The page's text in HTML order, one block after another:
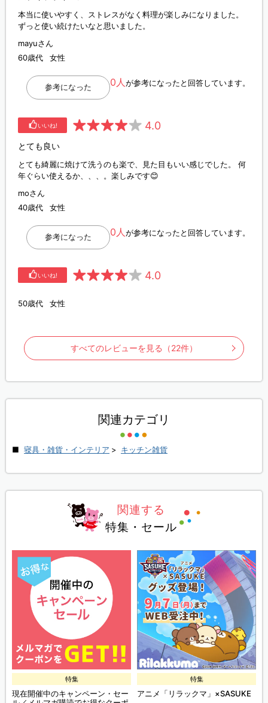
本当に使いやすく、ストレスがなく料理が楽しみになりました。
ずっと使い続けたいなと思いました。
mayuさん
60歳代
女性
0人 が参考になったと回答しています。
参考になった
いいね! 4.0
とても良い
とても綺麗に焼けて洗うのも楽で、見た目もいい感じでした。 何
年ぐらい使えるか、、、。楽しみです😊
moさん
40歳代
女性
0人 が参考になったと回答しています。
参考になった
いいね! 4.0
50歳代 女性
すべてのレビューを見る（22件）
関連カテゴリ
寝具・雑貨・インテリア > キッチン雑貨
関連する
特集・セール
特集
現在開催中のキャンペーン・セー
特集
アニメ「リラックマ」×SASUKE